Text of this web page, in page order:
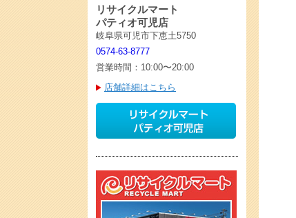
リサイクルマート
パティオ可児店
岐阜県可児市下恵土5750
0574-63-8777
営業時間：10:00〜20:00
店舗詳細はこちら